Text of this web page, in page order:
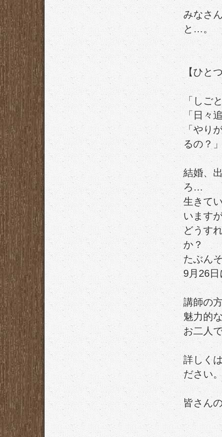
みなさ
と…。
【ひと
「しご
「日々
「やり
るの？
結婚、
ろ…
生きて
います
どうす
か？
たぶん
9月26
講師の
魅力的
お二人
詳しく
ださい
皆さん